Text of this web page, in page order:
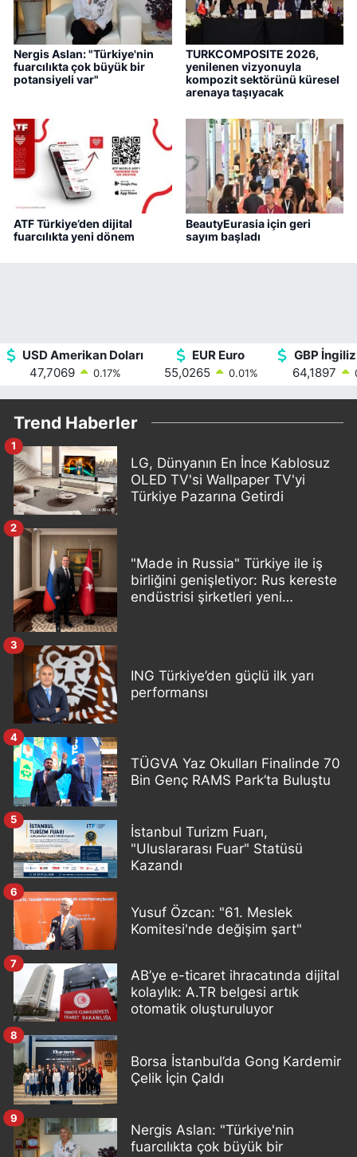
Nergis Aslan: "Türkiye'nin
fuarcılıkta çok büyük bir
potansiyeli var"
TURKCOMPOSITE 2026,
yenilenen vizyonuyla
kompozit sektörünü küresel
arenaya taşıyacak
ATF Türkiye’den dijital
fuarcılıkta yeni dönem
BeautyEurasia için geri
sayım başladı
USD Amerikan Doları
47,7069
0.17%
EUR Euro
55,0265
0.01%
GBP
64,1897
Trend Haberler
LG, Dünyanın En İnce Kablosuz
OLED TV'si Wallpaper TV'yi
Türkiye Pazarına Getirdi
1
"Made in Russia" Türkiye ile iş
birliğini genişletiyor: Rus kereste
endüstrisi şirketleri yeni
2
ING Türkiye’den güçlü ilk yarı
performansı
3
TÜGVA Yaz Okulları Finalinde 70
Bin Genç RAMS Park’ta Buluştu
4
İstanbul Turizm Fuarı,
"Uluslararası Fuar" Statüsü
Kazandı
5
Yusuf Özcan: "61. Meslek
Komitesi'nde değişim şart"
6
AB’ye e-ticaret ihracatında dijital
kolaylık: A.TR belgesi artık
otomatik oluşturuluyor
7
Borsa İstanbul’da Gong Kardemir
Çelik İçin Çaldı
8
Nergis Aslan: "Türkiye'nin
fuarcılıkta çok büyük bir
9